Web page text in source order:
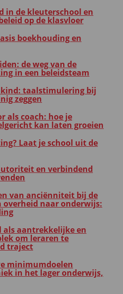
in de kleuterschool en
op de klasvloer
boekhouding en
de weg van de
in een beleidsteam
taalstimulering bij
zeggen
als coach: hoe je
kan laten groeien
Laat je school uit de
en verbindend
van anciënniteit bij de
overheid naar onderwijs:
als aantrekkelijke en
om leraren te
traject
minimumdoelen
in het lager onderwijs,